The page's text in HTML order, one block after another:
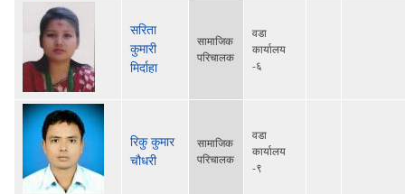
सरिता
कुमारी
मिर्दाहा
सामाजिक
परिचालक
वडा
कार्यालय
-६
रिकु कुमार
चौधरी
सामाजिक
परिचालक
वडा
कार्यालय
-९